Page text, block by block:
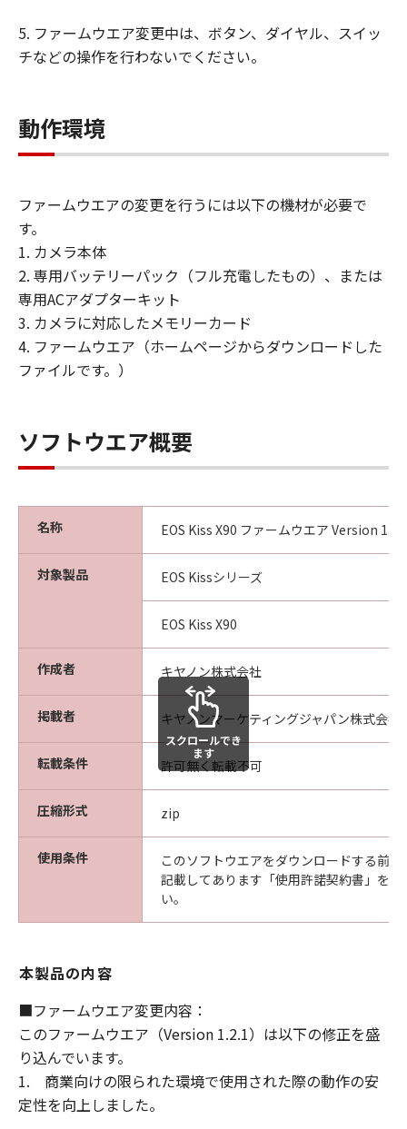
「本契約」に明示的に定める場合を除き、
キヤノン、キヤノンの子会社、キヤノンの
「許諾ソフトウェア」のメンテナンスおよ
びお客様による「許諾ソフトウェア」の使
トウェア」に対するアップデート、バグの
る責任も負うものではありません。
輸出
お客様は、日本国政府または該当国の政府
より必要な認可等を得ることなしに、「許
諾ソフトウェア」の全部または一部を、直
接または間接に輸出してはなりません。
(1) 「許諾ソフトウェア」は、『現状有姿
（AS-IS）』の状態で使用許諾されます。キ
連会社、それらの販売代理店または販売
店、ならびにキヤノンのライセンサーは、
｢許諾ソフトウェア」に関して、商品性お
よび特定の目的への適合性、第三者の権利
の非侵害性の保証または「許諾ソフトウェ
ア」に欠陥がないことを含め、いかなる保
証も、明示たると黙示たるとを問わず一切
しないものとします。
(2) キヤノン、キヤノンの子会社、キヤノン
の関連会社、それらの販売代理店または販
売店、ならびにキヤノンのライセンサー
は、お客様が「許諾ソフトウェア」を使用
した結果として生ずるあらゆる行為につい
て、一切の責任を明確に否認します。お客
様は、ご自身の裁量とリスクで「許諾ソフ
トウェア」を使用し、「許諾ソフトウェ
ア」を使用することから生じた、使用コン
ピュータの損傷またはデータ損失について
は、お客様のみが全責任を負います。
に仕様に合致しない場合についてのキヤノ
ン、キヤノンの子会社、キヤノンの関連会
社、それらの販売代理店または販売店なら
びにキヤノンのライセンサーのすべての責
任およびお客様の唯一の救済は、当該問題
を解決するための対応策の提示、対応策の
実施または、「許諾ソフトウェア」の修正
5. ファームウエア変更中は、ボタン、ダイヤル、スイッ
チなどの操作を行わないでください。
動作環境
ファームウエアの変更を行うには以下の機材が必要で
す。
1. カメラ本体
2. 専用バッテリーパック（フル充電したもの）、または
専用ACアダプターキット
3. カメラに対応したメモリーカード
4. ファームウエア（ホームページからダウンロードした
ファイルです。）
ソフトウエア概要
名称 EOS Kiss X90 ファームウエア Version
対象製品 EOS Kissシリーズ
EOS Kiss X90
作成者 キヤノン株式会社
掲載者 キヤノンマーケティングジャパン株式会社
転載条件 許可無く転載不可
圧縮形式 zip
使用条件
このソフトウエアをダウンロードする前
記載してあります「使用許諾契約書」を
い。
スクロールでき
ます
本製品の内容
■ファームウエア変更内容：
このファームウエア（Version 1.2.1）は以下の修正を盛
り込んでいます。
1. 商業向けの限られた環境で使用された際の動作の安
定性を向上しました。